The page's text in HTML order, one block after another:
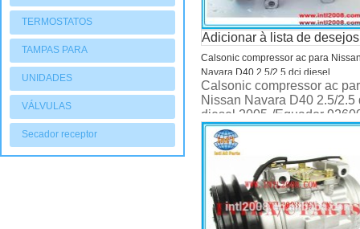
COMPRESSORES
TERMOSTATOS
TAMPAS PARA
COMPRESSORES
UNIDADES
CONDENSADORAS
VÁLVULAS
Secador receptor
Adicionar à lista de desejos
Calsonic compressor ac para
Navara D40 2.5/2.5 dci diesel
2005-/Equador 92600-92600-
EB40E 92600-EB40B 92600-EB70A
Calsonic compressor ac
Nissan Navara D40 2.5/2.5
diesel 2005-/Equador
92600-EB400